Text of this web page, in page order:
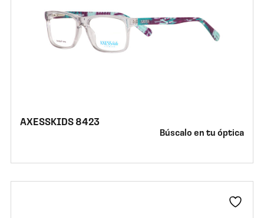
AXESSKIDS 8423
Búscalo en tu óptica